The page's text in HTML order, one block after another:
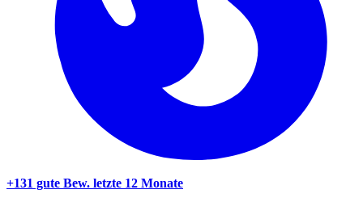
+131 gute Bew. letzte 12 Monate